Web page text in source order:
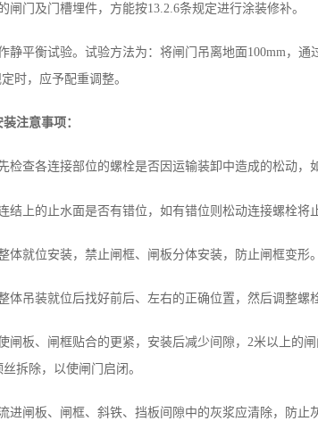
闸门及门槽埋件，方能按13.2.6条规定进行涂装修补。
静平衡试验。试验方法为：将闸门吊离地面100mm，
时，应予配重调整。
注意事项：
检查各连接部位的螺栓是否因运输装卸中造成的松动，
结上的止水面是否有错位，如有错位则松动连接螺栓将
体就位安装，禁止闸框、闸板分体安装，防止闸框变形。
体吊装就位后找好前后、左右的正确位置，然后调整螺
闸板、闸框贴合的更紧，安装后减少间隙，2米以上的
拆除，以使闸门启闭。
进闸板、闸框、斜铁、挡板间隙中的灰浆应清除，防止